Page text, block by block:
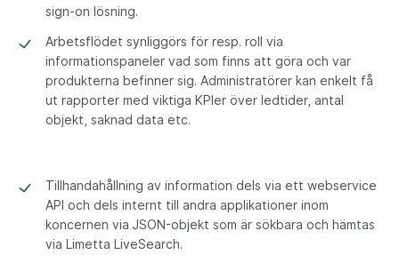
sign-on lösning.
Arbetsflödet synliggörs för resp. roll via
informationspaneler vad som finns att göra och var
produkterna befinner sig. Administratörer kan enkelt få
ut rapporter med viktiga KPIer över ledtider, antal
objekt, saknad data etc.
Tillhandahållning av information dels via ett webservice
API och dels internt till andra applikationer inom
koncernen via JSON-objekt som är sökbara och hämtas
via Limetta LiveSearch.